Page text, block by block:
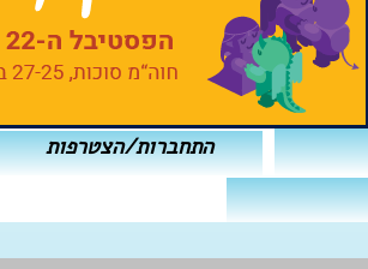
התחברות/הצטרפות